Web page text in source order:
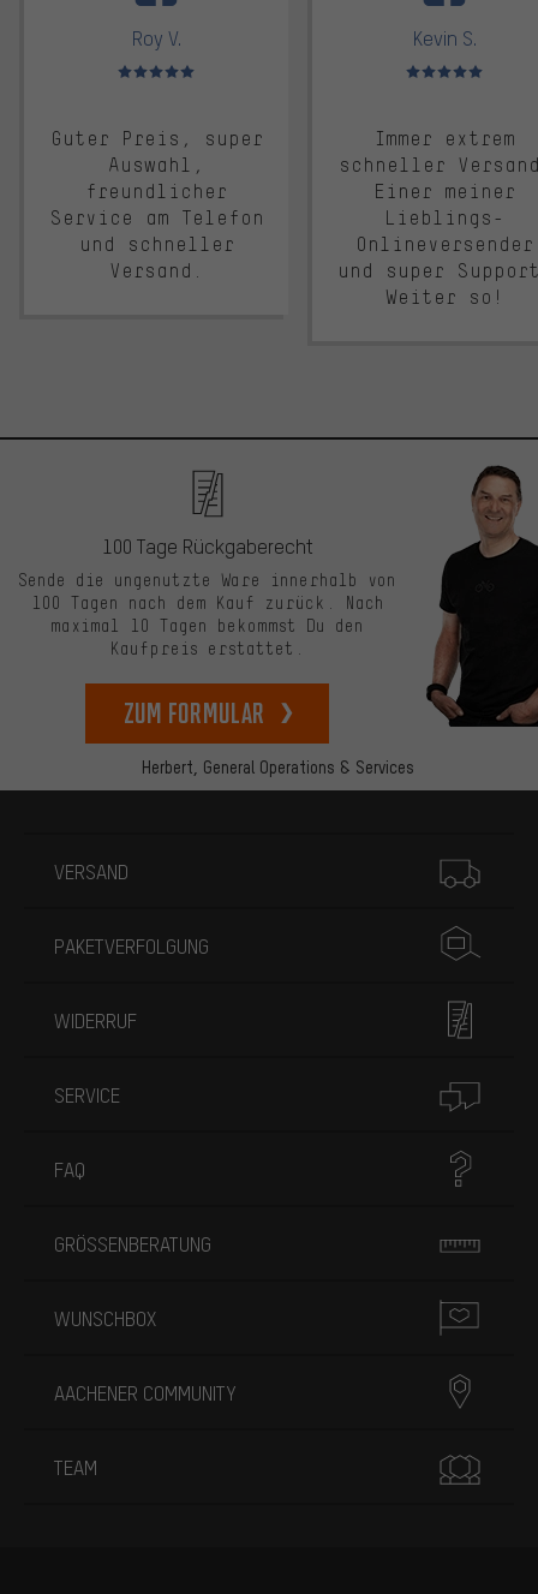
Roy V.
Bewertungen: 5 von 5
Guter Preis, super
Auswahl,
freundlicher
Service am Telefon
und schneller
Versand.
Kevin S.
Bewertungen: 5 von 5
Immer extrem
schneller
Einer meiner
Lieblings-
Onlineversender
und super
Weiter so!
Herbert, General Operations & Services
100 Tage Rückgaberecht
Sende die ungenutzte Ware innerhalb von
100 Tagen nach dem Kauf zurück. Nach
maximal 10 Tagen bekommst Du den
Kaufpreis erstattet.
zum Formular
VERSAND
PAKETVERFOLGUNG
WIDERRUF
SERVICE
FAQ
GRÖSSENBERATUNG
WUNSCHBOX
AACHENER COMMUNITY
TEAM